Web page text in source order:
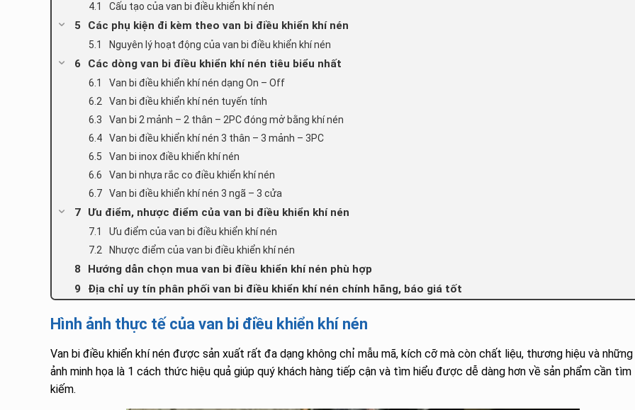
Cấu tạo của van bi điều khiển khí nén
Các phụ kiện đi kèm theo van bi điều khiển khí nén
Nguyên lý hoạt động của van bi điều khiển khí nén
Các dòng van bi điều khiển khí nén tiêu biểu nhất
Van bi điều khiển khí nén dạng On – Off
Van bi điều khiển khí nén tuyến tính
Van bi 2 mảnh – 2 thân – 2PC đóng mở bằng khí nén
Van bi điều khiển khí nén 3 thân – 3 mảnh – 3PC
Van bi inox điều khiển khí nén
Van bi nhựa rắc co điều khiển khí nén
Van bi điều khiển khí nén 3 ngã – 3 cửa
Ưu điểm, nhược điểm của van bi điều khiển khí nén
Ưu điểm của van bi điều khiển khí nén
Nhược điểm của van bi điều khiển khí nén
Hướng dẫn chọn mua van bi điều khiển khí nén phù hợp
Địa chỉ uy tín phân phối van bi điều khiển khí nén chính hãng, báo giá tốt
Hình ảnh thực tế của van bi điều khiển khí nén
Van bi điều khiển khí nén được sản xuất rất đa dạng không chỉ mẫu mã, kích cỡ mà còn chất liệu, thương hiệu và những
ảnh minh họa là 1 cách thức hiệu quả giúp quý khách hàng tiếp cận và tìm hiểu được dễ dàng hơn về sản phẩm cần tìm
kiếm.